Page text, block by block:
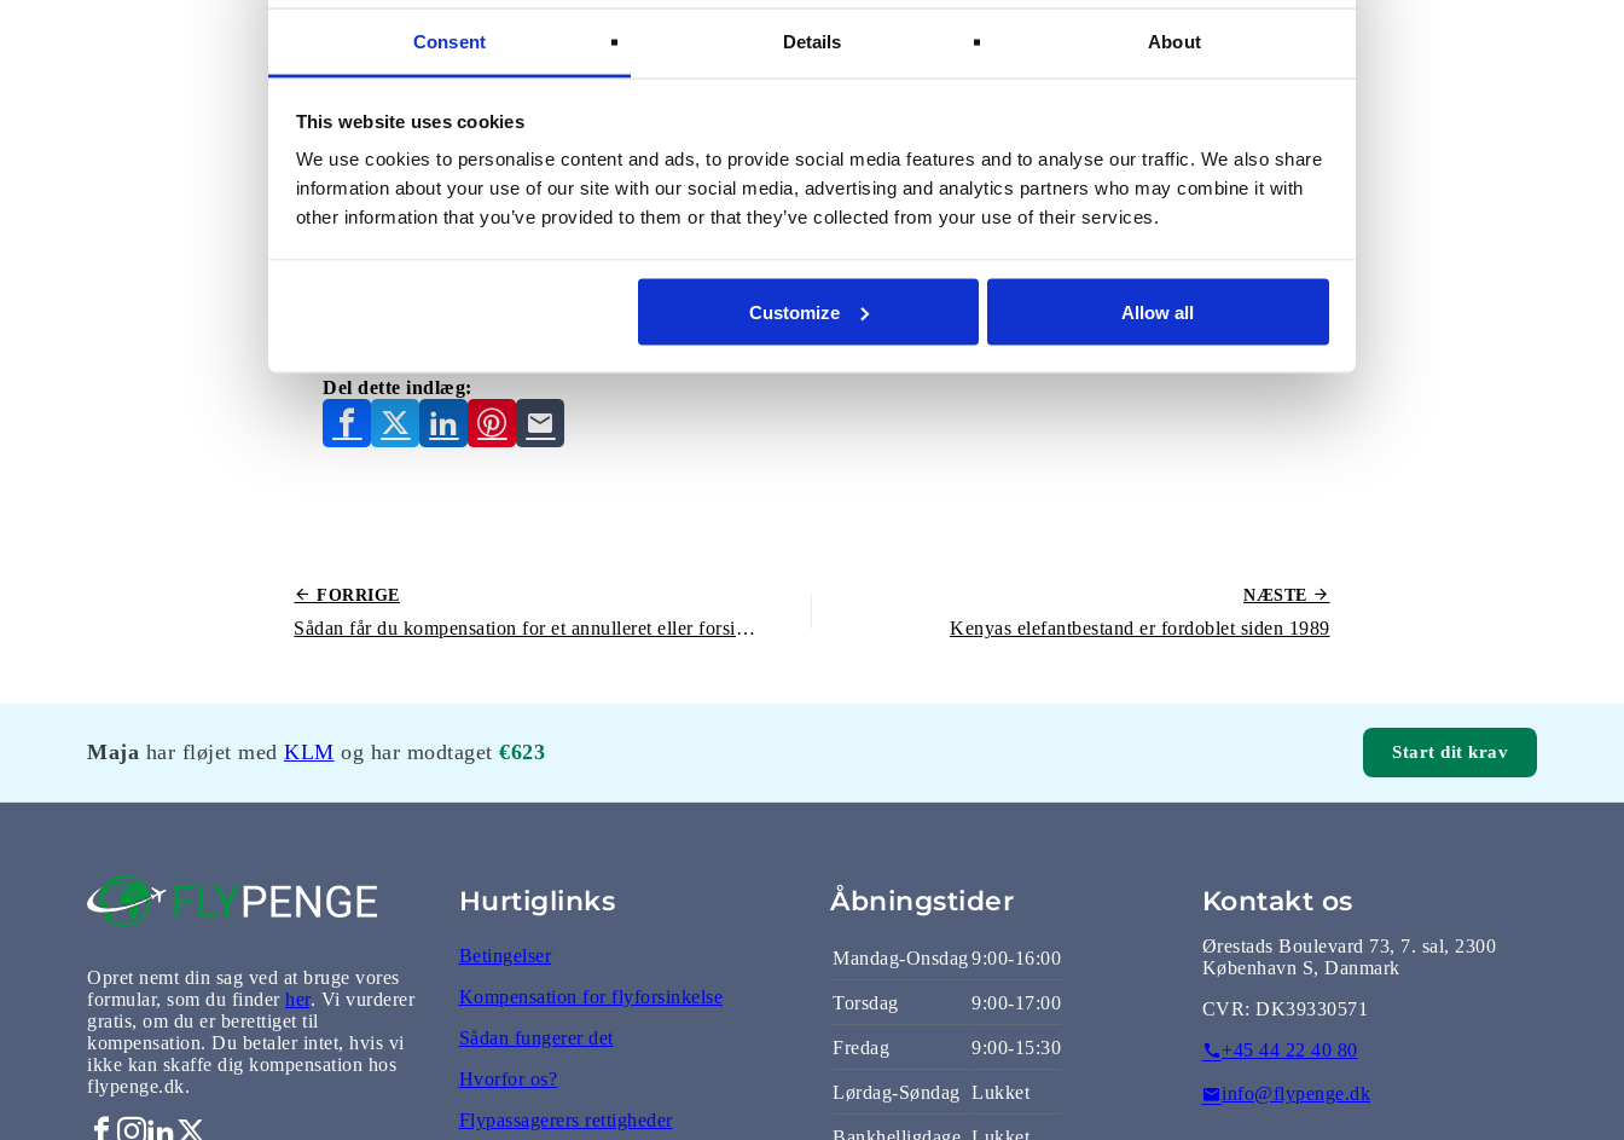
Consent Details About
This website uses cookies
We use cookies to personalise content and ads, to provide social media features and to analyse our traffic. We also share
information about your use of our site with our social media, advertising and analytics partners who may combine it with
other information that you’ve provided to them or that they’ve collected from your use of their services.
Customize Allow all
offentlige embedsmænd og medierne. Og det var en ren succes. I en video, der blev lagt ud på Airbus Helicopters
‘LinkedIn-side, får Airbus-medarbejdere ved hjælp af to knapper CityAirbus i luften helt automatisk. I luften kan den
stabilisere sig selv og lande på jorden igen.CityAirbus’ futuristiske design er støbt af fire kanaliserede rotorer, der
til lufttrafik bydele. Flyet kan flyve op til 120 km i timen. Motoren er fuldt elektrisk og batteridrevet, hvilket gør den
designet til at flyve førerløst ved hjælp af fjernbetjening. Reglerne for førerløs flyvning er dog ikke fastlagt endnu, og i
begyndelsen vil flyet blive styret af en pilot. Den maksimale rækkevidde på en opladning er knap 100 km. Så indtil
batteriteknologien udvikles ydereligere, kan det kun blive til kortere ture rundt i byerne, hvilket i sin forstand er helt
perfekt for en taxa.Der er ingen bekræftet dato for hvornår Airbus’ nye flyvende taxa vil være en del af storbyernes
som pilotsteder for tjenesten.Du kan læse mere om CityAirbusher.Du kan også læse om nyt turistfirma vil gøre rummet
Del dette indlæg:
FORRIGE
Sådan får du kompensation for et annulleret eller forsinket fly
NÆSTE
Kenyas elefantbestand er fordoblet siden 1989
Maja har fløjet med KLM og har modtaget €623 Start dit krav
Opret nemt din sag ved at bruge vores
formular, som du finder her. Vi vurderer
gratis, om du er berettiget til
kompensation. Du betaler intet, hvis vi
ikke kan skaffe dig kompensation hos
flypenge.dk.
Hurtiglinks
Betingelser
Kompensation for flyforsinkelse
Sådan fungerer det
Hvorfor os?
Flypassagerers rettigheder
Åbningstider
Mandag-Onsdag9:00-16:00
Torsdag 9:00-17:00
Fredag 9:00-15:30
Lørdag-Søndag Lukket
Kontakt os
Ørestads Boulevard 73, 7. sal, 2300
København S, Danmark
CVR: DK39330571
+45 44 22 40 80
info@flypenge.dk